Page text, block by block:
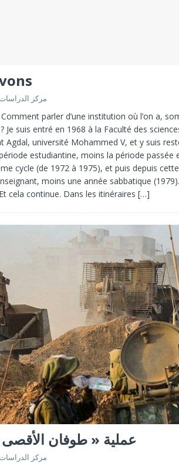
CERSS مركز الدراسات
parler d’une institution où l’on a,
Je suis entré en 1968 à la Faculté des
université Mohammed V, et y suis
estudiantine, moins la période passée
cycle (de 1972 à 1975), et puis depuis
moins une année sabbatique
cela continue. Dans les itinéraires[…]
عملية « طوفان الأقصى
CERSS مركز الدراسات